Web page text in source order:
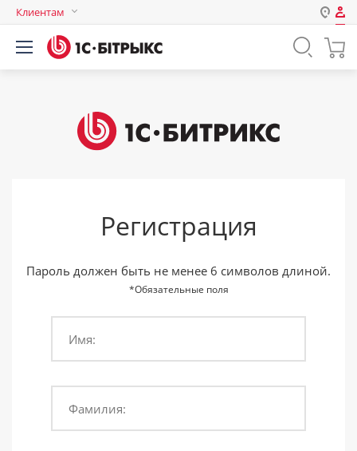
Клиентам
Авторизация
Логин
Запомнить меня на этом
компьютере
Забыли свой пароль?
Регистрация
Пароль должен быть не менее 6 символов длиной.
*Обязательные поля
Имя:
Фамилия: